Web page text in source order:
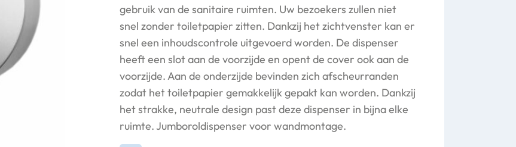
gebruik van de sanitaire ruimten. Uw bezoekers zullen niet
snel zonder toiletpapier zitten. Dankzij het zichtvenster kan er
snel een inhoudscontrole uitgevoerd worden. De dispenser
heeft een slot aan de voorzijde en opent de cover ook aan de
voorzijde. Aan de onderzijde bevinden zich afscheurranden
zodat het toiletpapier gemakkelijk gepakt kan worden. Dankzij
het strakke, neutrale design past deze dispenser in bijna elke
ruimte. Jumboroldispenser voor wandmontage.